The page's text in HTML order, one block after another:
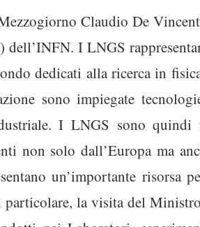
Claudio De
I LNGS
dedicati alla ricerca in
sono impiegate
I LNGS sono quindi
non solo dall’Europa ma
un’importante risorsa
la visita del